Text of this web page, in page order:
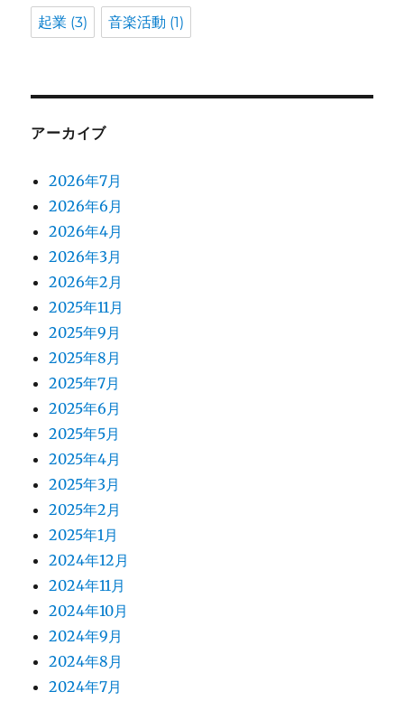
起業 (3) 音楽活動 (1)
アーカイブ
2026年7月
2026年6月
2026年4月
2026年3月
2026年2月
2025年11月
2025年9月
2025年8月
2025年7月
2025年6月
2025年5月
2025年4月
2025年3月
2025年2月
2025年1月
2024年12月
2024年11月
2024年10月
2024年9月
2024年8月
2024年7月